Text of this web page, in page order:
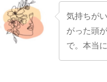
気持ちが
がった頭
で。本当